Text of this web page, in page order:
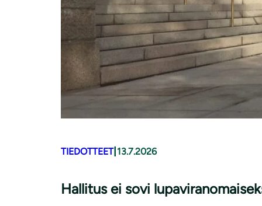
TIEDOTTEET| 13.7.2026
Hallitus ei sovi